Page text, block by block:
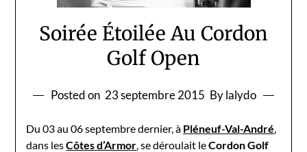
Soirée Étoilée Au Cordon
Golf Open
Posted on 23 septembre 2015 By lalydo
Du 03 au 06 septembre dernier, à Pléneuf-Val-André,
dans lesCôtes d’Armor, se déroulait leCordon Golf